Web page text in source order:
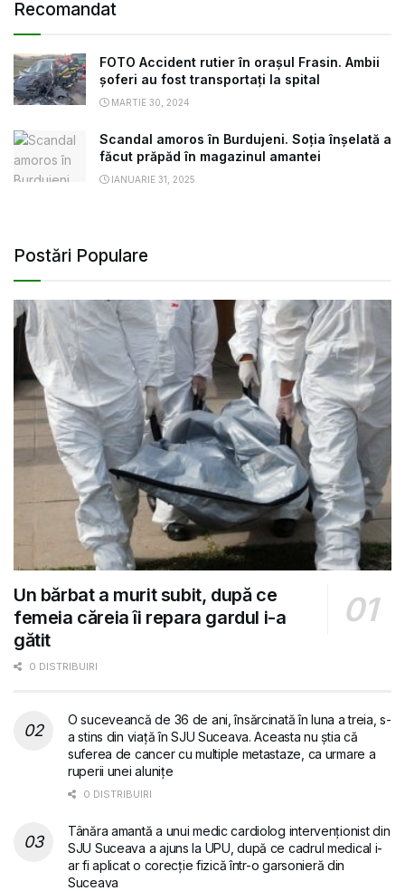
Recomandat
FOTO Accident rutier în orașul Frasin. Ambii
șoferi au fost transportați la spital
MARTIE 30, 2024
Scandal amoros în Burdujeni. Soția înșelată a
făcut prăpăd în magazinul amantei
IANUARIE 31, 2025
Postări Populare
Un bărbat a murit subit, după ce
femeia căreia îi repara gardul i-a
gătit
0 DISTRIBUIRI
O suceveancă de 36 de ani, însărcinată în luna a treia, s-
a stins din viață în SJU Suceava. Aceasta nu știa că
suferea de cancer cu multiple metastaze, ca urmare a
ruperii unei alunițe
0 DISTRIBUIRI
Tânăra amantă a unui medic cardiolog intervenționist din
SJU Suceava a ajuns la UPU, după ce cadrul medical i-
ar fi aplicat o corecție fizică într-o garsonieră din
Suceava